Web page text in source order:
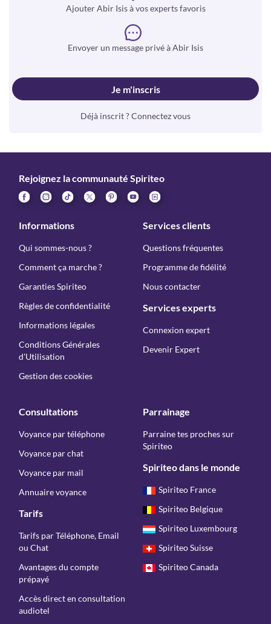
Ajouter Abir Isis à vos experts favoris
Envoyer un message privé à Abir Isis
Je m'inscris
Déjà inscrit ? Connectez vous
Rejoignez la communauté Spiriteo
Informations
Qui sommes-nous ?
Comment ça marche ?
Garanties Spiriteo
Règles de confidentialité
Informations légales
Conditions Générales
d'Utilisation
Gestion des cookies
Services clients
Questions fréquentes
Programme de fidélité
Nous contacter
Services experts
Connexion expert
Devenir Expert
Consultations
Voyance par téléphone
Voyance par chat
Voyance par mail
Annuaire voyance
Tarifs
Tarifs par Téléphone, Email
ou Chat
Avantages du compte
prépayé
Accès direct en consultation
audiotel
Parrainage
Parraine tes proches sur
Spiriteo
Spiriteo dans le monde
Spiriteo France
Spiriteo Belgique
Spiriteo Luxembourg
Spiriteo Suisse
Spiriteo Canada